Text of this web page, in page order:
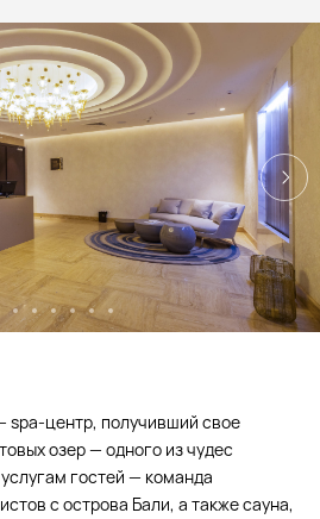
spa-центр, получивший свое
озер — одного из чудес
гостей — команда
с острова Бали, а также сауна,